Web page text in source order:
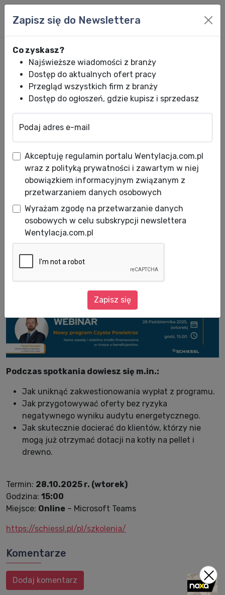
Webinar - Nowy program
Czyste powietrze
Data publikacji: 21.10.2025
Zapraszamy na bezpłatny webinar, podczas
którego poznasz kluczowe zmiany w
programie „Czyste Powietrze”. Zobacz, jak
nowe zasady mogą realnie wpłynąć na liczbę
zapytań od klientów!
Podczas spotkania dowiesz się m.in.:
Jak uniknąć zakwestionowania wypłat z programu.
Jak przygotowywać oferty bez ryzyka
negatywnego wyniku audytu energetycznego.
Jak skutecznie docierać do klientów, którzy nie
mogą już otrzymać dotacji na kotły na pellet i
drewno.
Termin: 28.10.2025 r. (wtorek)
Godzina: 15:00
Miejsce: Online – Microsoft Teams
https://schiessl.pl/pl/szkolenia/
Komentarze
Dodaj komentarz
Zapisz się do Newslettera
Co zyskasz?
Najświeższe wiadomości z branży
Dostęp do aktualnych ofert pracy
Przegląd wszystkich firm z branży
Dostęp do ogłoszeń, gdzie kupisz i sprzedasz
Podaj adres e-mail
Akceptuję regulamin portalu Wentylacja.com.pl
wraz z polityką prywatności i zawartym w niej
obowiązkiem informacyjnym związanym z
przetwarzaniem danych osobowych
Wyrażam zgodę na przetwarzanie danych
osobowych w celu subskrypcji newslettera
Wentylacja.com.pl
Zapisz się